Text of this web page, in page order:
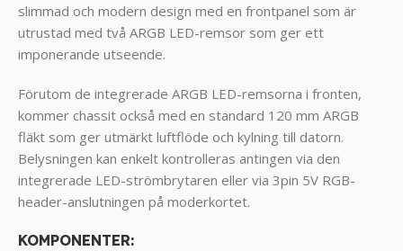
slimmad och modern design med en frontpanel som är
utrustad med två ARGB LED-remsor som ger ett
imponerande utseende.
Förutom de integrerade ARGB LED-remsorna i fronten,
kommer chassit också med en standard 120 mm ARGB
fläkt som ger utmärkt luftflöde och kylning till datorn.
Belysningen kan enkelt kontrolleras antingen via den
integrerade LED-strömbrytaren eller via 3pin 5V RGB-
header-anslutningen på moderkortet.
KOMPONENTER: